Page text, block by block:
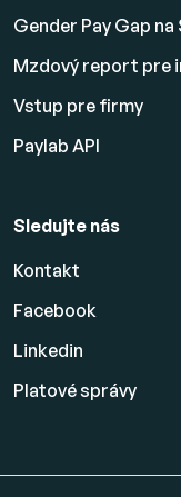
Gender Pay Gap na
Mzdový report pre
Vstup pre firmy
Paylab API
Sledujte nás
Kontakt
Facebook
Linkedin
Platovésprávy